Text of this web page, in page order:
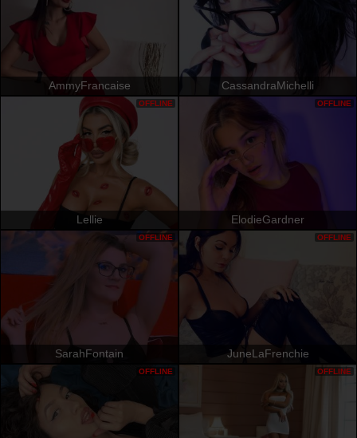
AmmyFrancaise CassandraMichelli
Lellie
OFFLINE
ElodieGardner
OFFLINE
SarahFontain
OFFLINE
JuneLaFrenchie
OFFLINE
OFFLINE OFFLINE